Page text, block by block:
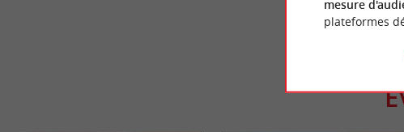
mesure
plateformes